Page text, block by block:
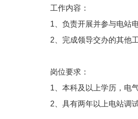
工作内容：
1、负责开展并参与电站
2、完成领导交办的其他工
岗位要求：
1、本科及以上学历，电
2、具有两年以上电站调